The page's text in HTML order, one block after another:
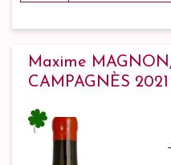
Maxime
CAMPAGNÈS